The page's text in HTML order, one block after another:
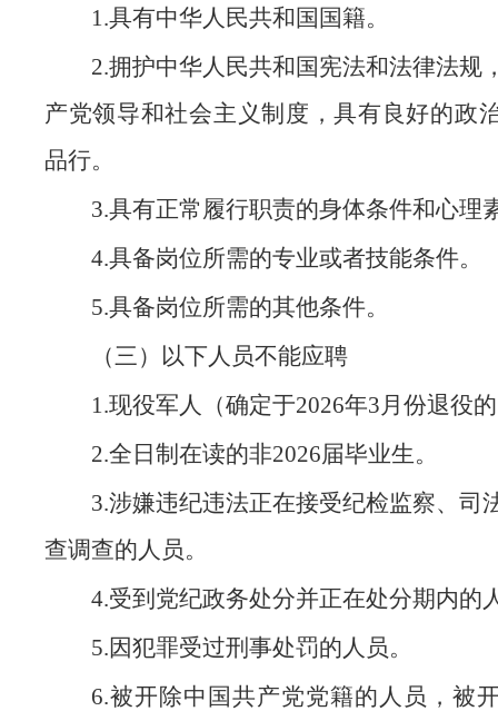
1.具有中华人民共和国国籍。
2.拥护中华人民共和国宪法和法律法规
产党领导和社会主义制度，具有良好的政
品行。
3.具有正常履行职责的身体条件和心理
4.具备岗位所需的专业或者技能条件。
5.具备岗位所需的其他条件。
（三）以下人员不能应聘
1.现役军人（确定于2026年3月份退役
2.全日制在读的非2026届毕业生。
3.涉嫌违纪违法正在接受纪检监察、司
查调查的人员。
4.受到党纪政务处分并正在处分期内的
5.因犯罪受过刑事处罚的人员。
6.被开除中国共产党党籍的人员，被